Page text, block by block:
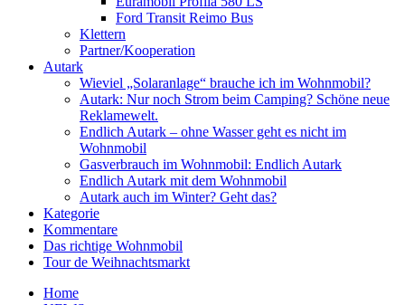
Ford Transit Reimo Bus
Klettern
Partner/Kooperation
Autark
Wieviel „Solaranlage“ brauche ich im Wohnmobil?
Autark: Nur noch Strom beim Camping? Schöne neue
Reklamewelt.
Endlich Autark – ohne Wasser geht es nicht im
Wohnmobil
Gasverbrauch im Wohnmobil: Endlich Autark
Endlich Autark mit dem Wohnmobil
Autark auch im Winter? Geht das?
Kategorie
Kommentare
Das richtige Wohnmobil
Tour de Weihnachtsmarkt
Home